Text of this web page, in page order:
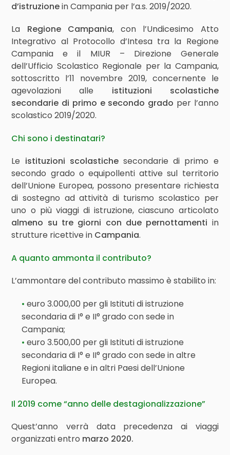
d’istruzionein Campania per l’a.s. 2019/2020.
La Regione Campania, con l’Undicesimo Atto
Integrativo al Protocollo d’Intesa tra la Regione
Campania e il MIUR – Direzione Generale
dell’Ufficio Scolastico Regionale per la Campania,
sottoscritto l’11 novembre 2019, concernente le
agevolazioni alle istituzioni scolastiche
secondarie di primo e secondo grado per l’anno
scolastico 2019/2020.
Chi sono i destinatari?
Le istituzioni scolastichesecondarie di primo e
secondo grado o equipollenti attive sul territorio
dell’Unione Europea, possono presentare richiesta
di sostegno ad attività di turismo scolastico per
uno o più viaggi di istruzione, ciascuno articolato
almeno su tre giorni con due pernottamenti in
strutture ricettive in Campania.
A quanto ammonta il contributo?
L’ammontare del contributo massimo è stabilito in:
euro 3.000,00 per gli Istituti di istruzione
secondaria di I° e II° grado con sede in
Campania;
euro 3.500,00 per gli Istituti di istruzione
secondaria di I° e II° grado con sede in altre
Regioni italiane e in altri Paesi dell’Unione
Europea.
Il 2019 come “anno delle destagionalizzazione”
Quest’anno verrà data precedenza ai viaggi
organizzati entro marzo 2020.